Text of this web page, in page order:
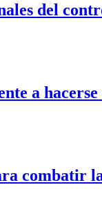
del
a
combatir